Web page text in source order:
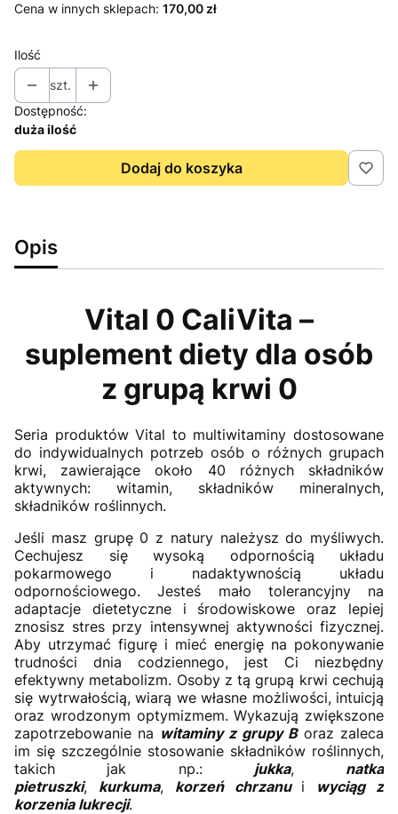
Cena w innych sklepach: 170,00 zł
Ilość
szt.
Dostępność:
duża ilość
Dodaj do koszyka
Opis
Vital 0 CaliVita –
suplement diety dla osób
z grupą krwi 0
Seria produktów Vital to multiwitaminy dostosowane
do indywidualnych potrzeb osób o różnych grupach
krwi, zawierające około 40 różnych składników
aktywnych: witamin, składników mineralnych,
składników roślinnych.
Jeśli masz grupę 0 z natury należysz do myśliwych.
Cechujesz się wysoką odpornością układu
pokarmowego i nadaktywnością układu
odpornościowego. Jesteś mało tolerancyjny na
adaptacje dietetyczne i środowiskowe oraz lepiej
znosisz stres przy intensywnej aktywności fizycznej.
Aby utrzymać figurę i mieć energię na pokonywanie
trudności dnia codziennego, jest Ci niezbędny
efektywny metabolizm. Osoby z tą grupą krwi cechują
się wytrwałością, wiarą we własne możliwości, intuicją
oraz wrodzonym optymizmem. Wykazują zwiększone
zapotrzebowanie na witaminy z grupy Boraz zaleca
im się szczególnie stosowanie składników roślinnych,
takich jak np.: jukka, natka
pietruszki, kurkuma, korzeń chrzanu i wyciąg z
korzenia lukrecji.